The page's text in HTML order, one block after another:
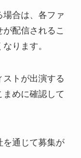
合は、各ファ
配信されるこ
ります。
トが出演する
めに確認して
を通じて募集が